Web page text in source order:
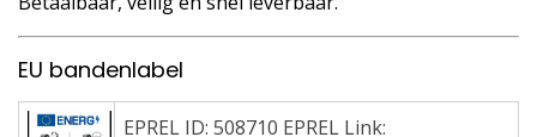
EU bandenlabel
EPREL ID: 508710 EPREL Link: